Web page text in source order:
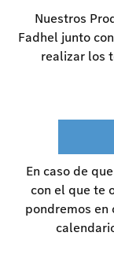
Nuestros
Fadhel junto
realizar los
En caso de
con el que te
pondremos en